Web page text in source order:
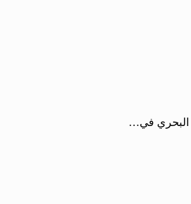
البحري في…